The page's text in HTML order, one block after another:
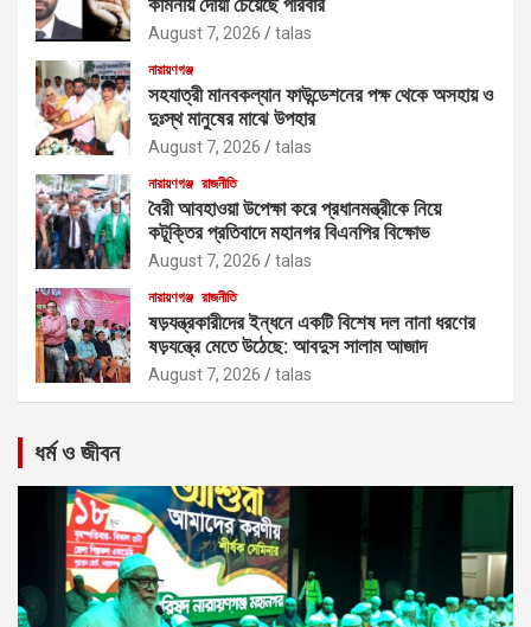
August 7, 2026 talas
নারায়ণগঞ্জ
সহযাত্রী মানবকল্যান ফাউন্ডেশনের পক্ষ থেকে অসহায় ও
দুঃস্থ মানুষের মাঝে উপহার
August 7, 2026 talas
নারায়ণগঞ্জ রাজনীতি
বৈরী আবহাওয়া উপেক্ষা করে প্রধানমন্ত্রীকে নিয়ে
কটূক্তির প্রতিবাদে মহানগর বিএনপির বিক্ষোভ
August 7, 2026 talas
নারায়ণগঞ্জ রাজনীতি
ষড়যন্ত্রকারীদের ইন্ধনে একটি বিশেষ দল নানা ধরণের
ষড়যন্ত্রে মেতে উঠেছে: আবদুস সালাম আজাদ
August 7, 2026 talas
ধর্ম ও জীবন